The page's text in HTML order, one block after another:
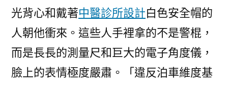
光背心和戴著中醫診所設計白色安全帽的
人朝他衝來。這些人手裡拿的不是警棍，
而是長長的測量尺和巨大的電子角度儀，
臉上的表情極度嚴肅。「違反泊車維度基